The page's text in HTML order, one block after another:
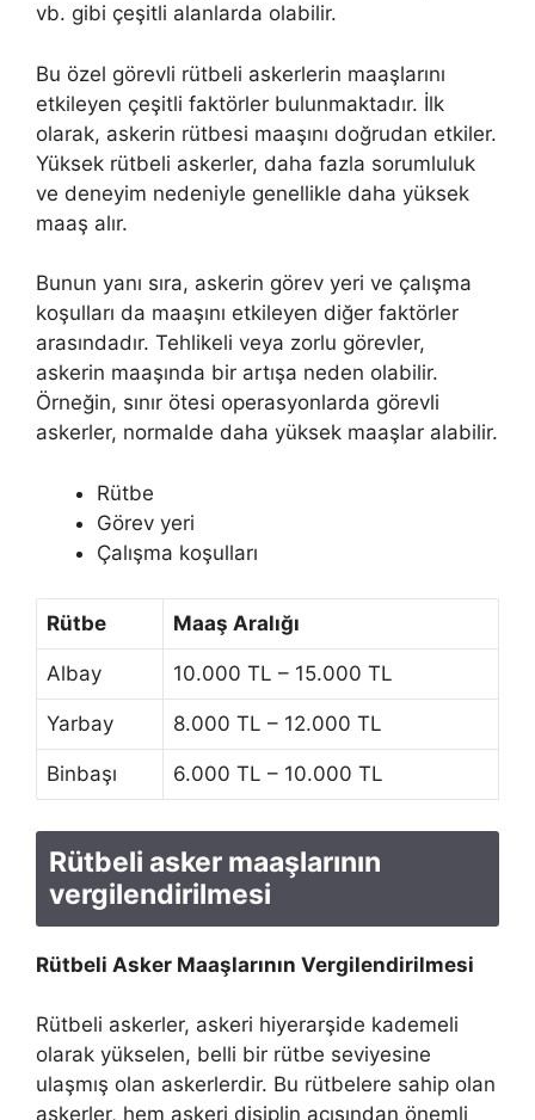
vb. gibi çeşitli alanlarda olabilir.
Bu özel görevli rütbeli askerlerin maaşlarını
etkileyen çeşitli faktörler bulunmaktadır. İlk
olarak, askerin rütbesi maaşını doğrudan etkiler.
Yüksek rütbeli askerler, daha fazla sorumluluk
ve deneyim nedeniyle genellikle daha yüksek
maaş alır.
Bunun yanı sıra, askerin görev yeri ve çalışma
koşulları da maaşını etkileyen diğer faktörler
arasındadır. Tehlikeli veya zorlu görevler,
askerin maaşında bir artışa neden olabilir.
Örneğin, sınır ötesi operasyonlarda görevli
askerler, normalde daha yüksek maaşlar alabilir.
Rütbe
Görev yeri
Çalışma koşulları
Rütbe Maaş Aralığı
Albay 10.000 TL – 15.000 TL
Yarbay 8.000 TL – 12.000 TL
Binbaşı 6.000 TL – 10.000 TL
Rütbeli asker maaşlarının
vergilendirilmesi
Rütbeli Asker Maaşlarının Vergilendirilmesi
Rütbeli askerler, askeri hiyerarşide kademeli
olarak yükselen, belli bir rütbe seviyesine
ulaşmış olan askerlerdir. Bu rütbelere sahip olan
askerler, hem askeri disiplin açısından önemli